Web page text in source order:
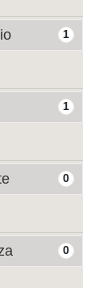
1
1
0
0